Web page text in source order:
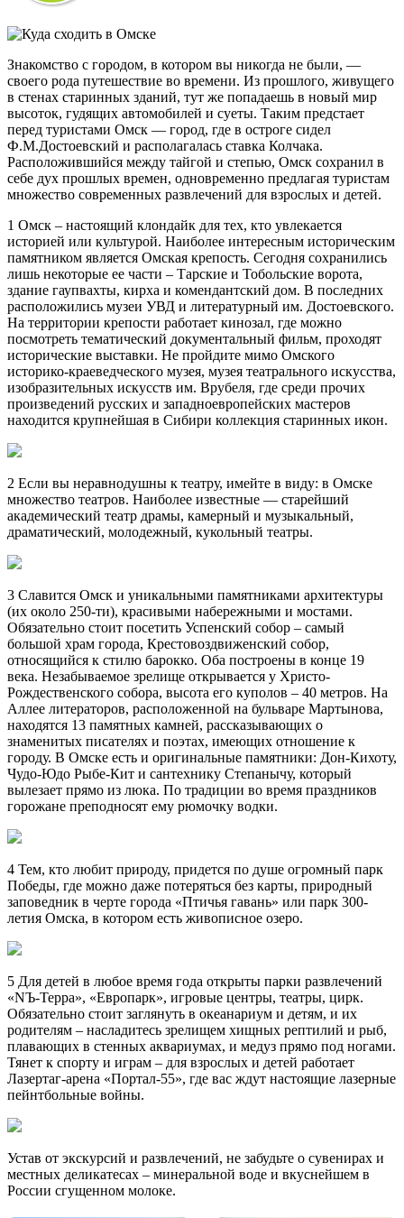
Знакомство с городом, в котором вы никогда не были, —
своего рода путешествие во времени. Из прошлого, живущего
в стенах старинных зданий, тут же попадаешь в новый мир
высоток, гудящих автомобилей и суеты. Таким предстает
перед туристами Омск — город, где в остроге сидел
Ф.М.Достоевский и располагалась ставка Колчака.
Расположившийся между тайгой и степью, Омск сохранил в
себе дух прошлых времен, одновременно предлагая туристам
множество современных развлечений для взрослых и детей.
1 Омск – настоящий клондайк для тех, кто увлекается
историей или культурой. Наиболее интересным историческим
памятником является Омская крепость. Сегодня сохранились
лишь некоторые ее части – Тарские и Тобольские ворота,
здание гаупвахты, кирха и комендантский дом. В последних
расположились музеи УВД и литературный им. Достоевского.
На территории крепости работает кинозал, где можно
посмотреть тематический документальный фильм, проходят
исторические выставки. Не пройдите мимо Омского
историко-краеведческого музея, музея театрального искусства,
изобразительных искусств им. Врубеля, где среди прочих
произведений русских и западноевропейских мастеров
находится крупнейшая в Сибири коллекция старинных икон.
2 Если вы неравнодушны к театру, имейте в виду: в Омске
множество театров. Наиболее известные — старейший
академический театр драмы, камерный и музыкальный,
драматический, молодежный, кукольный театры.
3 Славится Омск и уникальными памятниками архитектуры
(их около 250-ти), красивыми набережными и мостами.
Обязательно стоит посетить Успенский собор – самый
большой храм города, Крестовоздвиженский собор,
относящийся к стилю барокко. Оба построены в конце 19
века. Незабываемое зрелище открывается у Христо-
Рождественского собора, высота его куполов – 40 метров. На
Аллее литераторов, расположенной на бульваре Мартынова,
находятся 13 памятных камней, рассказывающих о
знаменитых писателях и поэтах, имеющих отношение к
городу. В Омске есть и оригинальные памятники: Дон-Кихоту,
Чудо-Юдо Рыбе-Кит и сантехнику Степанычу, который
вылезает прямо из люка. По традиции во время праздников
горожане преподносят ему рюмочку водки.
4 Тем, кто любит природу, придется по душе огромный парк
Победы, где можно даже потеряться без карты, природный
заповедник в черте города «Птичья гавань» или парк 300-
летия Омска, в котором есть живописное озеро.
5 Для детей в любое время года открыты парки развлечений
«NЪ-Терра», «Европарк», игровые центры, театры, цирк.
Обязательно стоит заглянуть в океанариум и детям, и их
родителям – насладитесь зрелищем хищных рептилий и рыб,
плавающих в стенных аквариумах, и медуз прямо под ногами.
Тянет к спорту и играм – для взрослых и детей работает
Лазертаг-арена «Портал-55», где вас ждут настоящие лазерные
пейнтбольные войны.
Устав от экскурсий и развлечений, не забудьте о сувенирах и
местных деликатесах – минеральной воде и вкуснейшем в
России сгущенном молоке.